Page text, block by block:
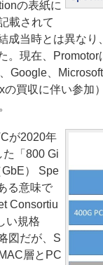
の表紙に
載されて
成当時とは異なり
。現在、Promotor
Google、
の買収に伴い参加
が2020年
「800 Gi
） Spe
る意味で
Consortiu
い規格
図だが、S
層とPC